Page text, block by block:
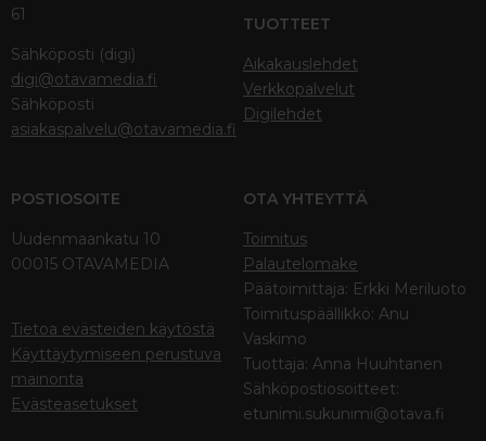
61
Sähköposti (digi)
digi@otavamedia.fi
Sähköposti
asiakaspalvelu@otavamedia.fi
TUOTTEET
Aikakauslehdet
Verkkopalvelut
Digilehdet
POSTIOSOITE
Uudenmaankatu 10
00015 OTAVAMEDIA
Tietoa evästeiden käytöstä
Käyttäytymiseen perustuva
mainonta
Evästeasetukset
OTA YHTEYTTÄ
Toimitus
Palautelomake
Päätoimittaja: Erkki Meriluoto
Toimituspäällikkö: Anu
Vaskimo
Tuottaja: Anna Huuhtanen
Sähköpostiosoitteet:
etunimi.sukunimi@otava.fi